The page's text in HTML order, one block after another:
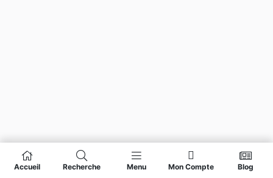
Accueil Recherche Menu Mon Compte Blog